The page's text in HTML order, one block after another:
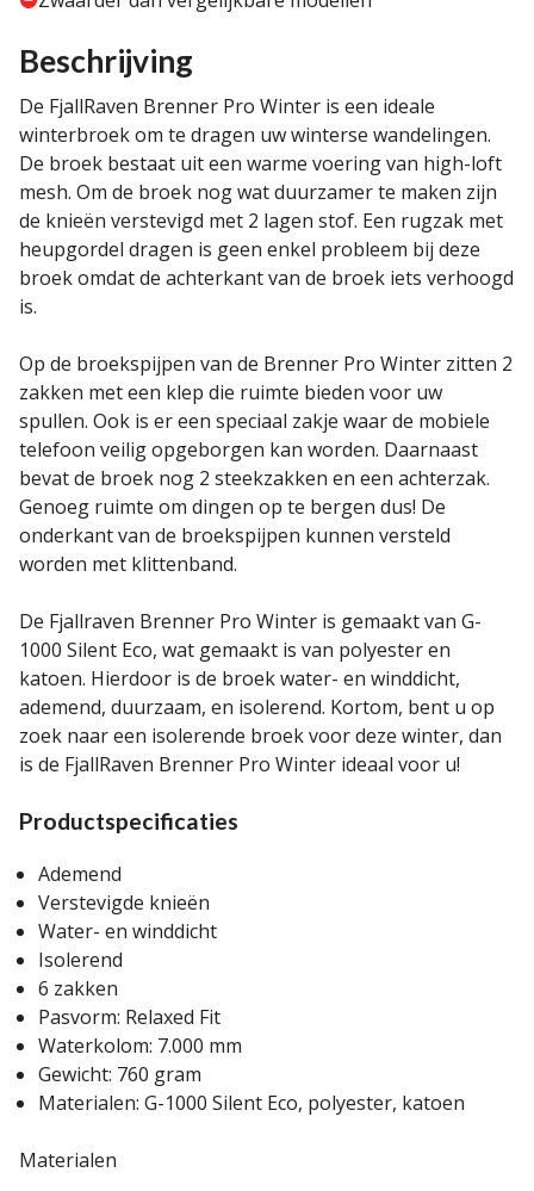
Beschrijving
De FjallRaven Brenner Pro Winter is een ideale
winterbroek om te dragen uw winterse wandelingen.
De broek bestaat uit een warme voering van high-loft
mesh. Om de broek nog wat duurzamer te maken zijn
de knieën verstevigd met 2 lagen stof. Een rugzak met
heupgordel dragen is geen enkel probleem bij deze
broek omdat de achterkant van de broek iets verhoogd
is.
Op de broekspijpen van de Brenner Pro Winter zitten 2
zakken met een klep die ruimte bieden voor uw
spullen. Ook is er een speciaal zakje waar de mobiele
telefoon veilig opgeborgen kan worden. Daarnaast
bevat de broek nog 2 steekzakken en een achterzak.
Genoeg ruimte om dingen op te bergen dus! De
onderkant van de broekspijpen kunnen versteld
worden met klittenband.
De Fjallraven Brenner Pro Winter is gemaakt van G-
1000 Silent Eco, wat gemaakt is van polyester en
katoen. Hierdoor is de broek water- en winddicht,
ademend, duurzaam, en isolerend. Kortom, bent u op
zoek naar een isolerende broek voor deze winter, dan
is de FjallRaven Brenner Pro Winter ideaal voor u!
Productspecificaties
Ademend
Verstevigde knieën
Water- en winddicht
Isolerend
6 zakken
Pasvorm: Relaxed Fit
Waterkolom: 7.000 mm
Gewicht: 760 gram
Materialen: G-1000 Silent Eco, polyester, katoen
Materialen